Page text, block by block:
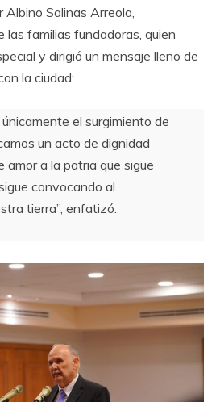
Salinas Arreola,
las familias fundadoras, quien
y dirigió un mensaje lleno de
la ciudad:
el surgimiento de
un acto de dignidad
amor a la patria que sigue
convocando al
tierra”, enfatizó.